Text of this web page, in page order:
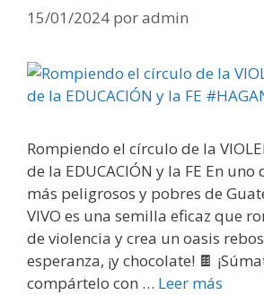
15/01/2024 poradmin
Rompiendo el círculo de la
de la EDUCACIÓN y la FE En
más peligrosos y pobres de
VIVO es una semilla eficaz que
de violencia y crea un oasis
esperanza, ¡y chocolate! 🍫
compártelo con … Leer más